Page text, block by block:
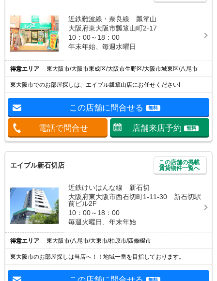
近鉄難波線・奈良線 瓢箪山
大阪府東大阪市瓢箪山町2-17
10：00～18：00
年末年始、毎週水曜日
得意エリア 東大阪市/大阪市東成区/大阪市生野区/大阪市城東区/八尾市
東大阪市でのお部屋探しは、エイブル瓢箪山店にお任せください!
この店舗に問合せる 無料
電話で問合せ 店舗来店予約 無料
エイブル新石切店
この店舗の掲載
賃貸物件一覧へ
近鉄けいはんな線 新石切
大阪府東大阪市西石切町1-11-30 新石切駅
前ビル2F
10：00～18：00
毎週火曜日、年末年始
得意エリア 東大阪市/八尾市/大東市/柏原市/四條畷市
東大阪市のお部屋探しは当店へ！！地域一番を目指しております。
無料